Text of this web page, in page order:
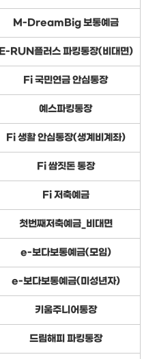
M-DreamBig 보통예금
E-RUN플러스 파킹통장(비대면)
Fi 국민연금 안심통장
예스파킹통장
Fi 생활 안심통장(생계비계좌)
Fi 쌈짓돈 통장
Fi 저축예금
첫번째저축예금_비대면
e-보다보통예금(모임)
e-보다보통예금(미성년자)
키움주니어통장
드림해피 파킹통장